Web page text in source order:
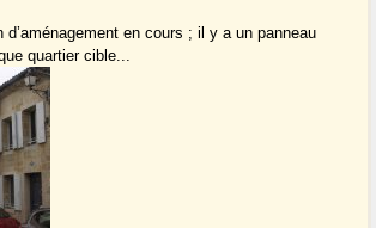
d’aménagement en cours ; il y a un panneau
quartier cible...